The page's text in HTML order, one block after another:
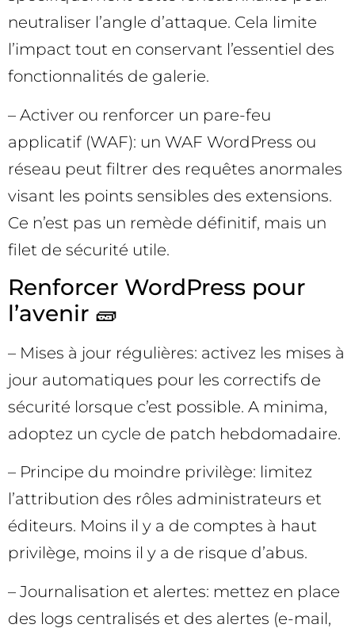
neutraliser l’angle d’attaque. Cela limite
l’impact tout en conservant l’essentiel des
fonctionnalités de galerie.
– Activer ou renforcer un pare-feu
applicatif (WAF): un WAF WordPress ou
réseau peut filtrer des requêtes anormales
visant les points sensibles des extensions.
Ce n’est pas un remède définitif, mais un
filet de sécurité utile.
Renforcer WordPress pour
l’avenir 🧱
– Mises à jour régulières: activez les mises à
jour automatiques pour les correctifs de
sécurité lorsque c’est possible. A minima,
adoptez un cycle de patch hebdomadaire.
– Principe du moindre privilège: limitez
l’attribution des rôles administrateurs et
éditeurs. Moins il y a de comptes à haut
privilège, moins il y a de risque d’abus.
– Journalisation et alertes: mettez en place
des logs centralisés et des alertes (e-mail,